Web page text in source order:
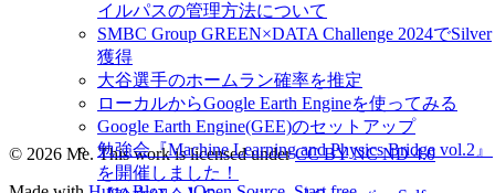
イルパスの管理方法について
SMBC Group GREEN×DATA Challenge 2024でSilver
獲得
大谷選手のホームラン確率を推定
ローカルからGoogle Earth Engineを使ってみる
Google Earth Engine(GEE)のセットアップ
勉強会『Machine Learning and Physics Bridge vol.2』
を開催しました！
© 2026 Me. This work is licensed underCC BY NC ND 4.0